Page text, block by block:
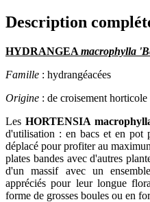
Description
HYDRANGEA macrophylla
Famille : hydrangéacées
Origine : de croisement horticole
Les HORTENSIA
d'utilisation : en bacs et en pot
déplacé pour profiter au
plates bandes avec d'autres
d'un massif avec un
appréciés pour leur longue
forme de grosses boules ou en